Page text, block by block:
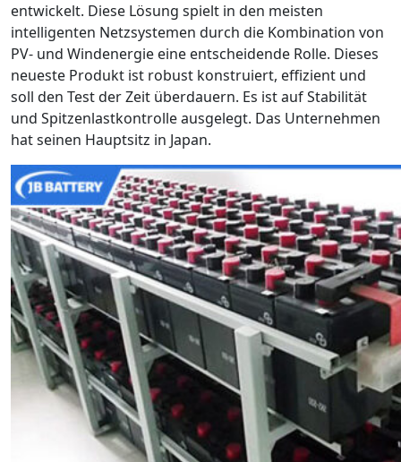
entwickelt. Diese Lösung spielt in den meisten
intelligenten Netzsystemen durch die Kombination von
PV- und Windenergie eine entscheidende Rolle. Dieses
neueste Produkt ist robust konstruiert, effizient und
soll den Test der Zeit überdauern. Es ist auf Stabilität
und Spitzenlastkontrolle ausgelegt. Das Unternehmen
hat seinen Hauptsitz in Japan.